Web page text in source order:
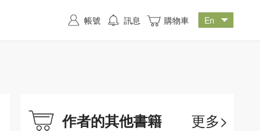
作者的其他書籍 更多>
帳號 訊息 購物車